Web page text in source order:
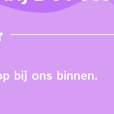
bij ons binnen.